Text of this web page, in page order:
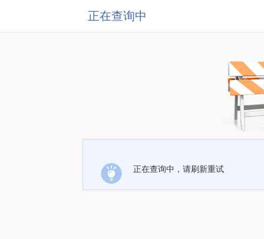
正在查询中
正在查询中，请刷新重试